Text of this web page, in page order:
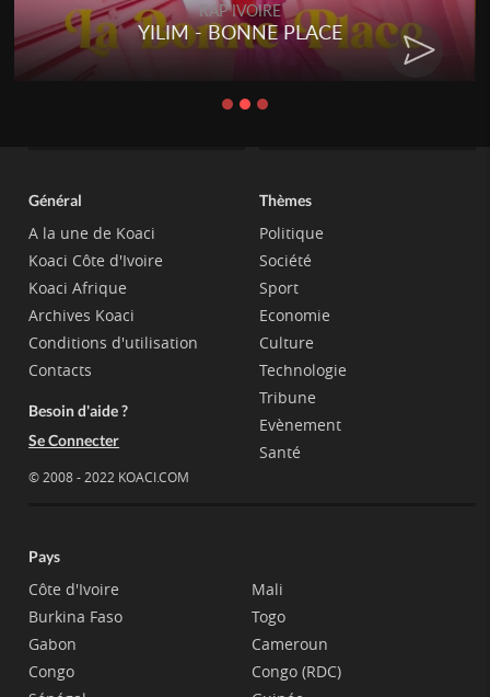
RAP IVOIRE
YILIM - BONNE PLACE
Général
A la une de Koaci
Koaci Côte d'Ivoire
Koaci Afrique
Archives Koaci
Conditions d'utilisation
Contacts
Besoin d'aide ?
Se Connecter
© 2008 - 2022 KOACI.COM
Thèmes
Politique
Société
Sport
Economie
Culture
Technologie
Tribune
Evènement
Santé
Pays
Côte d'Ivoire
Burkina Faso
Gabon
Congo
Mali
Togo
Cameroun
Congo (RDC)